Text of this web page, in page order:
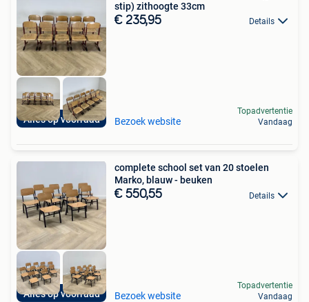
Alles op voorraad
stip) zithoogte 33cm
€ 235,95 Details
Bezoek website
Topadvertentie
Vandaag
Alles op voorraad
complete school set van 20 stoelen
Marko, blauw - beuken
€ 550,55 Details
Bezoek website
Topadvertentie
Vandaag